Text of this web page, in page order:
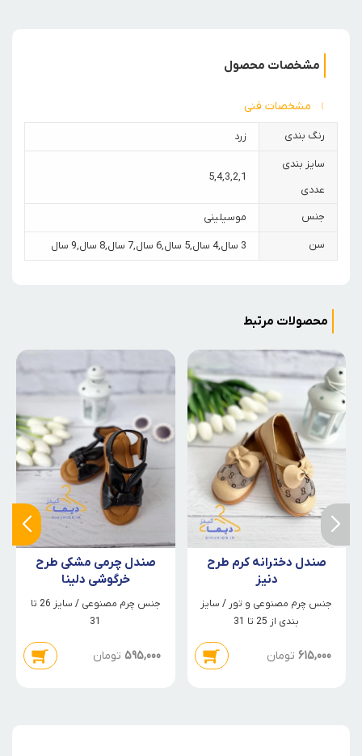
مشخصات محصول
مشخصات فنی
رنگ بندی زرد
سایز بندی
عددی
1
,
2
,
3
,
4
,
5
جنس موسیلینی
سن 3 سال ,4 سال ,5 سال ,6 سال ,7 سال ,8 سال ,9 سال
محصولات مرتبط
صندل دخترانه کرم طرح
دنیز
جنس چرم مصنوعی و تور / سایز
بندی از 25 تا 31
615,000 تومان
صندل چرمی مشکی طرح
خرگوشی دلینا
جنس چرم مصنوعی / سایز 26 تا
31
595,000 تومان